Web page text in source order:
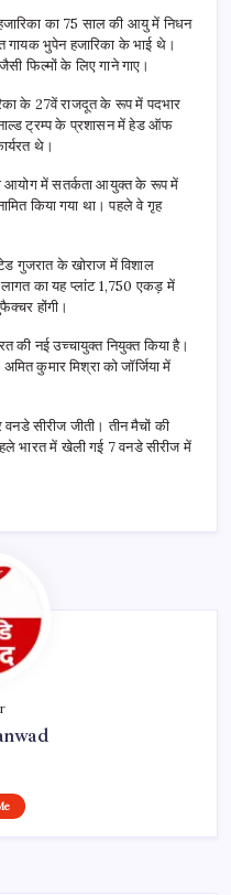
का 75 साल की आयु में निधन
गायक भुपेन हजारिका के भाई थे।
फिल्मों के लिए गाने गाए।
के 27वें राजदूत के रूप में पदभार
ट्रम्प के प्रशासन में हेड ऑफ
थे।
आयोग में सतर्कता आयुक्त के रूप में
किया गया था। पहले वे गृह
गुजरात के खोराज में विशाल
का यह प्लांट 1,750 एकड़ में
होंगी।
की नई उच्चायुक्त नियुक्त किया है।
कुमार मिश्रा को जॉर्जिया में
सीरीज जीती। तीन मैचों की
भारत में खेली गई 7 वनडे सीरीज में